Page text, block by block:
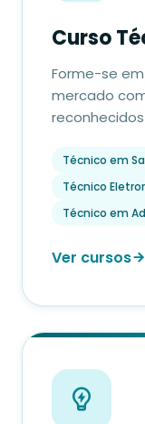
Curso
Forme-se
mercado
Técnico em
Técnico
Técnico em
Ver cursos